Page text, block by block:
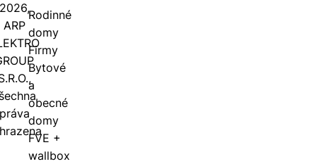
Rodinné
domy
Firmy
Bytové
a
obecné
domy
FVE +
wallbox
ARP